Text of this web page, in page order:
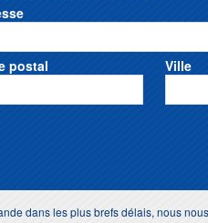
postal Ville
dans les plus brefs délais, nous